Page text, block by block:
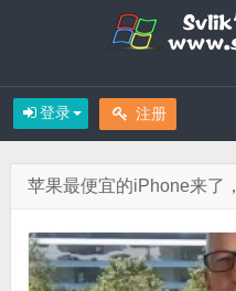
登录 注册
苹果最便宜的iPhone来了